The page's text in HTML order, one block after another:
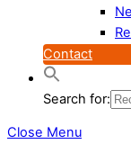
Contact
Search for:
Close Menu